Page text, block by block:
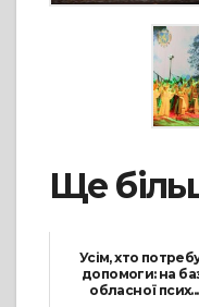
Ще
Усім, хто
допомоги: на
обласної псих...